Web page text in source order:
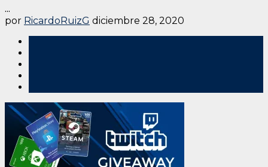
...
por RicardoRuizG diciembre 28, 2020